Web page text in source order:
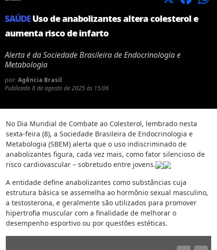
SAÚDEUso de anabolizantes altera colesterol e
aumenta risco de infarto
Alerta é da Sociedade Brasileira de Endocrinologia e
Metabologia
por: Agência Brasil
Publicado 8 de agosto de 2025 às 15:06
No Dia Mundial de Combate ao Colesterol, lembrado nesta
sexta-feira (8), a Sociedade Brasileira de Endocrinologia e
Metabologia (SBEM) alerta que o uso indiscriminado de
anabolizantes figura, cada vez mais, como fator silencioso de
risco cardiovascular – sobretudo entre jovens.
A entidade define anabolizantes como substâncias cuja
estrutura básica se assemelha ao hormônio sexual masculino,
a testosterona, e geralmente são utilizados para promover
hipertrofia muscular com a finalidade de melhorar o
desempenho esportivo ou por questões estéticas.